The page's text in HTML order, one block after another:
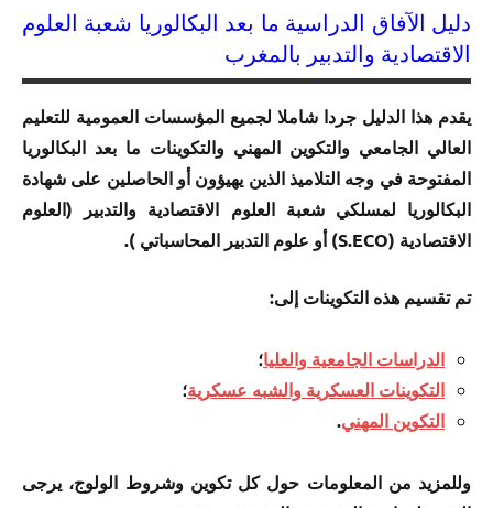
دليل الآفاق الدراسية ما بعد البكالوريا شعبة العلوم
الاقتصادية والتدبير بالمغرب
يقدم هذا الدليل جردا شاملا لجميع المؤسسات العمومية للتعليم
العالي الجامعي والتكوين المهني والتكوينات ما بعد البكالوريا
المفتوحة في وجه التلاميذ الذين يهيؤون أو الحاصلين على شهادة
البكالوريا لمسلكي شعبة العلوم الاقتصادية والتدبير (العلوم
الاقتصادية (S.ECO)
أو علوم التدبير المحاسباتي ).
تم تقسيم هذه التكوينات إلى:
الدراسات الجامعية والعليا؛
التكوينات العسكرية والشبه عسكرية؛
التكوين المهني.
وللمزيد من المعلومات حول كل تكوين وشروط الولوج، يرجى